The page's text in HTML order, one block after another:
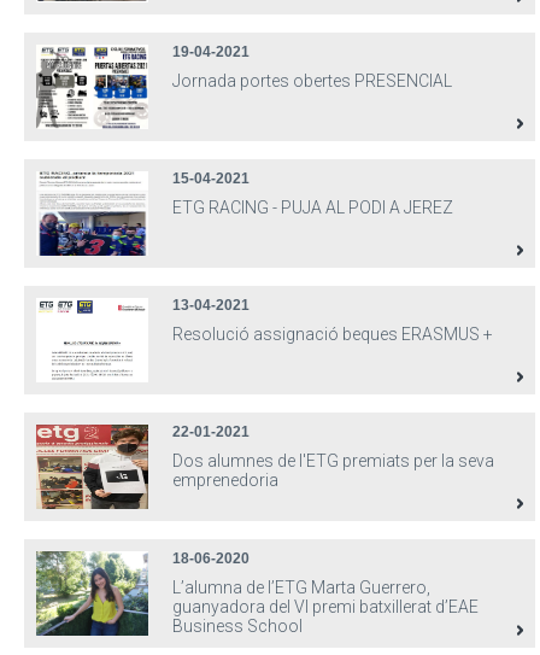
19-04-2021
Jornada portes obertes PRESENCIAL
15-04-2021
ETG RACING - PUJA AL PODI A JEREZ
13-04-2021
Resolució assignació beques ERASMUS +
22-01-2021
Dos alumnes de l'ETG premiats per la seva
emprenedoria
18-06-2020
L’alumna de l’ETG Marta Guerrero,
guanyadora del VI premi batxillerat d’EAE
Business School